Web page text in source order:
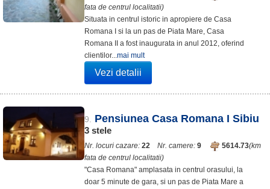
fata de centrul localitatii)
Situata in centrul istoric in apropiere de Casa
Romana I si la un pas de Piata Mare, Casa
Romana II a fost inaugurata in anul 2012, oferind
clientilor...mai mult
Vezi detalii
9. Pensiunea Casa Romana I Sibiu
3 stele
Nr. locuri cazare: 22 Nr. camere: 9 5614.73(km
fata de centrul localitatii)
"Casa Romana" amplasata in centrul orasului, la
doar 5 minute de gara, si un pas de Piata Mare a